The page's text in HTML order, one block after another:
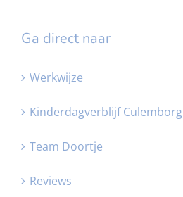
Ga direct naar
Werkwijze
Kinderdagverblijf Culemborg
Team Doortje
Reviews